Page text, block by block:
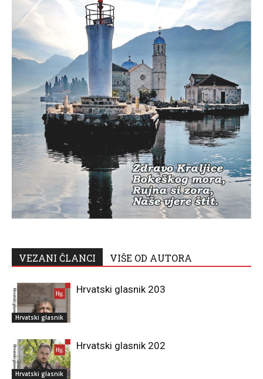
VEZANI ČLANCI VIŠE OD AUTORA
Hrvatski glasnik
Hrvatski glasnik 203
Hrvatski glasnik
Hrvatski glasnik 202